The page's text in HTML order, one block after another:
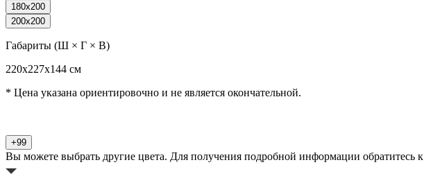
180x200
200x200
Габариты (Ш × Г × В)
220х227х144 см
* Цена указана ориентировочно и не является окончательной.
+99
Вы можете выбрать другие цвета. Для получения подробной информации обратитесь к